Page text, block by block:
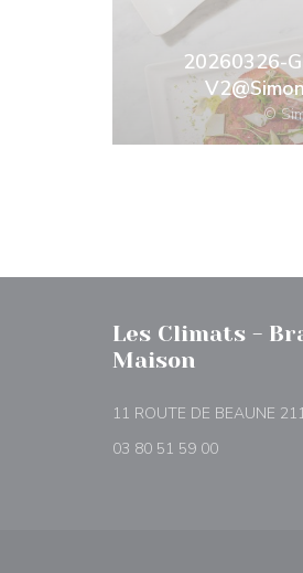
20260326-
©
Les Climats -
Maison
11 ROUTE DE BEAUNE
03 80 51 59 00